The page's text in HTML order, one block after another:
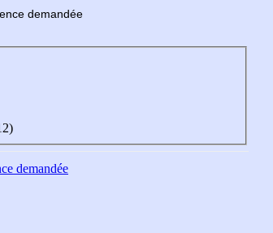
demandée
demandée